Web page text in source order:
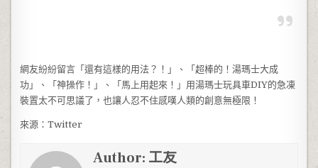
網友紛紛留言「還有這樣的用法？！」、「超棒的！湯瑪士大成
功」、「神操作！」、「馬上用起來！」用湯瑪士玩具車DIY的急凍
裝置太不可思議了，也讓人忍不住感嘆人類的創意無極限！
來源：Twitter
Author: 工友